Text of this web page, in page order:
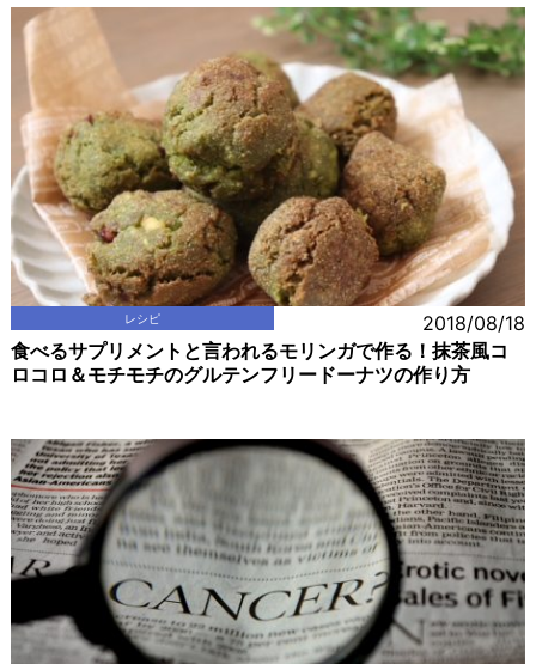
レシピ 2018/08/18
食べるサプリメントと言われるモリンガで作る！抹茶風コ
ロコロ＆モチモチのグルテンフリードーナツの作り方